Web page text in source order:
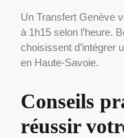
Un Transfert Genève
à 1h15 selon l’heure.
choisissent d’intégrer
en Haute-Savoie.
Conseils
réussir